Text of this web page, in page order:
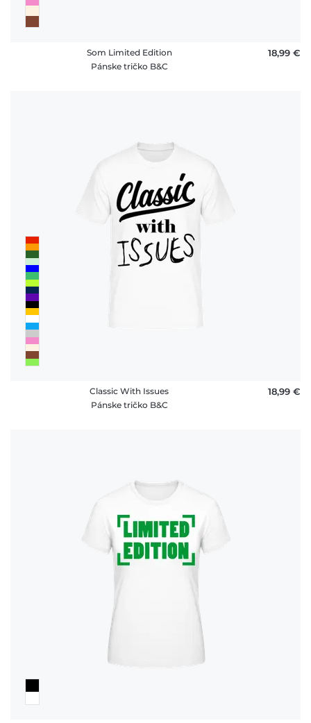
Som Limited Edition
Pánske tričko B&C
18,99 €
Classic With Issues
Pánske tričko B&C
18,99 €